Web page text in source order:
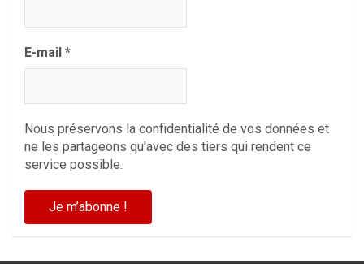
E-mail *
Nous préservons la confidentialité de vos données et
ne les partageons qu'avec des tiers qui rendent ce
service possible.